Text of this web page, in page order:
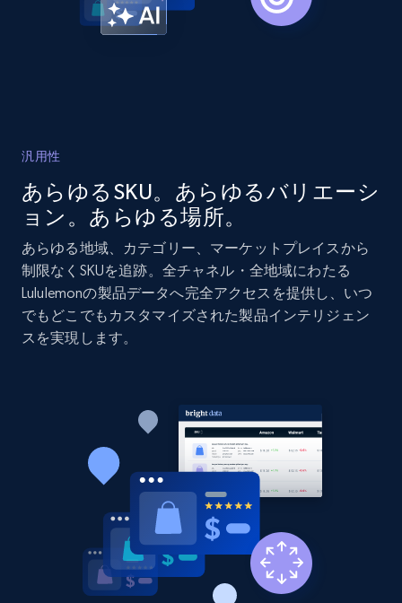
Home Depot US - Discover products by
Home Depot US - Discover products by
specified UPC
URL, Domain, Country code, Model number,
Sku, Product id, Product name, Manufacturer,
Home Depot US - Discovery products by
specific category URL
URL, Domain, Country code, Model number,
Sku, Product id, Product name, Manufacturer,
and more.
汎用性
あらゆるSKU。あらゆるバリエーシ
ョン。あらゆる場所。
あらゆる地域、カテゴリー、マーケットプレイスから
制限なくSKUを追跡。全チャネル・全地域にわたる
Lululemonの製品データへ完全アクセスを提供し、いつ
でもどこでもカスタマイズされた製品インテリジェン
スを実現します。